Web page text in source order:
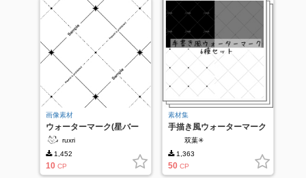
画像素材
ウォーターマーク(星バー
ジョン)ruxri
1,452
10 CP
素材集
手描き風ウォーターマーク
セット双葉✳︎
1,363
50 CP